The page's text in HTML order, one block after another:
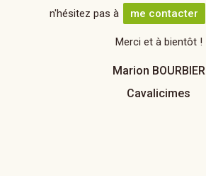
n'hésitez pas à
me contacter
Merci et à bientôt !
Marion BOURBIER
Cavalicimes